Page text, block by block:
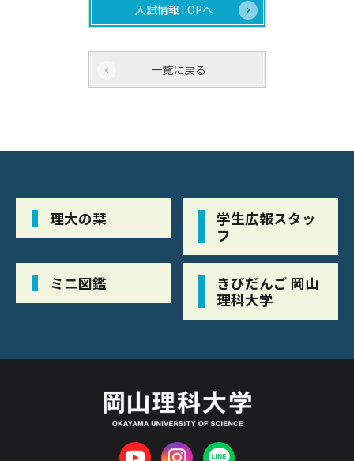
入試情報TOPへ
一覧に戻る
理大の栞
学生広報スタッ
フ
ミニ図鑑
きびだんご 岡山
理科大学